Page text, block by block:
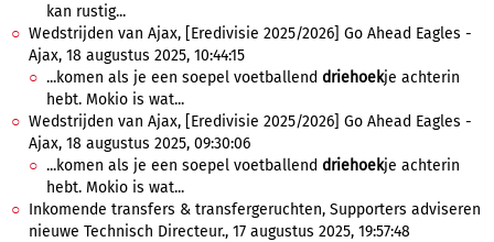
kan rustig...
Wedstrijden van Ajax, [Eredivisie 2025/2026] Go Ahead Eagles -
Ajax, 18 augustus 2025, 10:44:15
...komen als je een soepel voetballend driehoekje achterin
hebt. Mokio is wat...
Wedstrijden van Ajax, [Eredivisie 2025/2026] Go Ahead Eagles -
Ajax, 18 augustus 2025, 09:30:06
...komen als je een soepel voetballend driehoekje achterin
hebt. Mokio is wat...
Inkomende transfers & transfergeruchten, Supporters adviseren
nieuwe Technisch Directeur., 17 augustus 2025, 19:57:48